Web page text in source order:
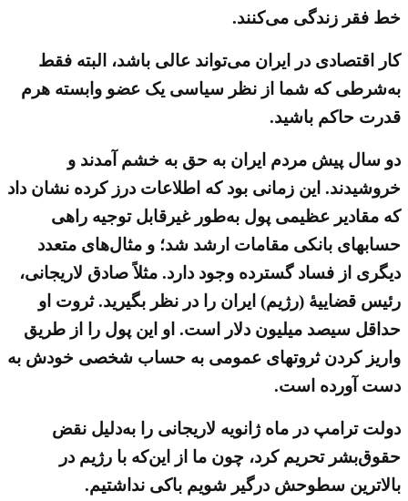
خط فقر زندگی می‌کنند.
کار اقتصادی در ایران می‌تواند عالی باشد، البته فقط
به‌شرطی که شما از نظر سیاسی یک عضو وابسته هرم
قدرت حاکم باشید.
دو سال پیش مردم ایران به حق به خشم آمدند و
خروشیدند. این زمانی بود که اطلاعات درز کرده نشان داد
که مقادیر عظیمی پول به‌طور غیرقابل توجیه راهی
حسابهای بانکی مقامات ارشد شد؛ و مثال‌های متعدد
دیگری از فساد گسترده وجود دارد. مثلاً صادق لاریجانی،
رئیس قضاییهٔ (رژیم) ایران را در نظر بگیرید. ثروت او
حداقل سیصد میلیون دلار است. او این پول را از طریق
واریز کردن ثروتهای عمومی به حساب شخصی خودش به
دست آورده است.
دولت ترامپ در ماه ژانویه لاریجانی را به‌دلیل نقض
حقوق‌بشر تحریم کرد، چون ما از این‌که با رژیم در
بالاترین سطوحش درگیر شویم باکی نداشتیم.